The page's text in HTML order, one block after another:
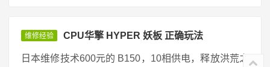
维修经验 CPU华擎 HYPER 妖板 正确玩法
日本维修技术600元的 B150，10相供电，释放洪荒之